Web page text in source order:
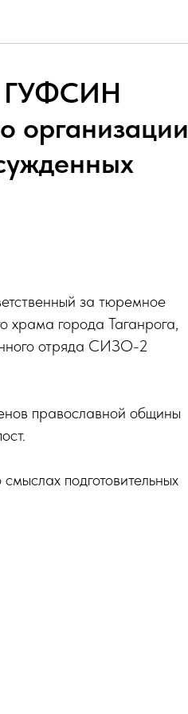
ГУФСИН
организации
за тюремное
храма города Таганрога,
отряда СИЗО-2
православной общины
подготовительных